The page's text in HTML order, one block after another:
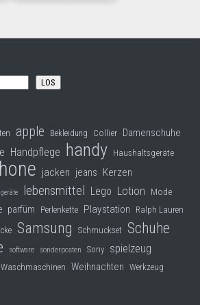
LOS
apple Bekleidung Collier Damenschuhe
Handpflege handy Haushaltsgeräte
jacken jeans Kerzen
lebensmittel Lego Lotion Mode
parfüm Perlenkette Playstation Ralph Lauren
Samsung Schmuckset Schuhe
software sonderposten Sony spielzeug
Waschmaschinen Weihnachten Werkzeug